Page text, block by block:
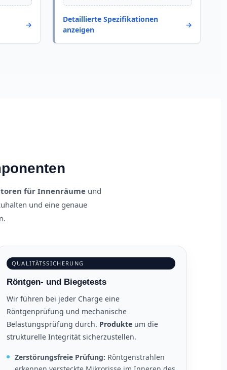
Detaillierte Spezifikationen
anzeigen
für Innenräume und
und eine genaue
QUALITÄTSSICHERUNG
Röntgen- und Biegetests
Wir führen bei jeder Charge eine
Röntgenprüfung und mechanische
Belastungsprüfung durch. Produkteum die
strukturelle Integrität sicherzustellen.
Zerstörungsfreie Prüfung: Röntgenstrahlen